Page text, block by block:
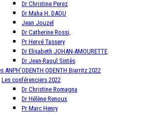
Dr Christine Perez
Dr Maha H. DAOU
Jean Jouzel
Dr Catherine Rossi,
Pr Hervé Tassery
Dr Elisabeth JOHAN-AMOURETTE
Dr Jean-Raoul Sintès
ANPH’ODENTH ODENTH Biarritz 2022
Les conférenciers 2022
Dr Christine Romagna
Dr Hélène Renoux
Pr Marc Henry